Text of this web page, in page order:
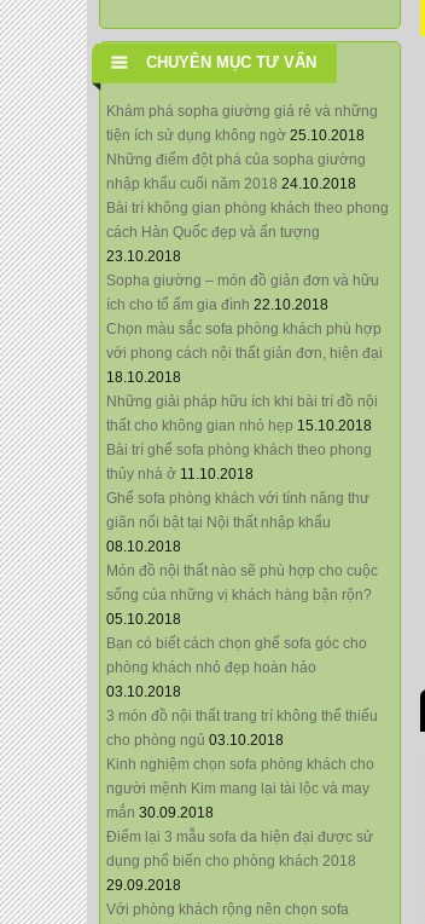
CHUYÊN MỤC TƯ VẤN
Khám phá sopha giường giá rẻ và những
tiện ích sử dụng không ngờ 25.10.2018
Những điểm đột phá của sopha giường
nhập khẩu cuối năm 2018 24.10.2018
Bài trí không gian phòng khách theo phong
cách Hàn Quốc đẹp và ấn tượng
23.10.2018
Sopha giường – món đồ giản đơn và hữu
ích cho tổ ấm gia đình 22.10.2018
Chọn màu sắc sofa phòng khách phù hợp
với phong cách nội thất giản đơn, hiện đại
18.10.2018
Những giải pháp hữu ích khi bài trí đồ nội
thất cho không gian nhỏ hẹp 15.10.2018
Bài trí ghế sofa phòng khách theo phong
thủy nhà ở 11.10.2018
Ghế sofa phòng khách với tính năng thư
giãn nổi bật tại Nội thất nhập khẩu
08.10.2018
Món đồ nội thất nào sẽ phù hợp cho cuộc
sống của những vị khách hàng bận rộn?
05.10.2018
Bạn có biết cách chọn ghế sofa góc cho
phòng khách nhỏ đẹp hoàn hảo
03.10.2018
3 món đồ nội thất trang trí không thể thiếu
cho phòng ngủ 03.10.2018
Kinh nghiệm chọn sofa phòng khách cho
người mệnh Kim mang lại tài lộc và may
mắn 30.09.2018
Điểm lại 3 mẫu sofa da hiện đại được sử
dụng phổ biến cho phòng khách 2018
29.09.2018
Với phòng khách rộng nên chọn sofa